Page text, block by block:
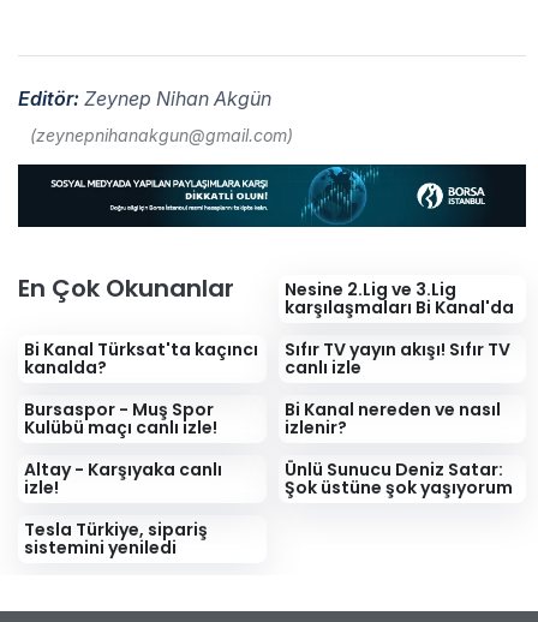
Editör: Zeynep Nihan Akgün
(zeynepnihanakgun@gmail.com)
En Çok Okunanlar Nesine 2.Lig ve 3.Lig
karşılaşmaları Bi Kanal'da
Bi Kanal Türksat'ta kaçıncı
kanalda?
Sıfır TV yayın akışı! Sıfır TV
canlı izle
Bursaspor - Muş Spor
Kulübü maçı canlı izle!
Bi Kanal nereden ve nasıl
izlenir?
Altay - Karşıyaka canlı
izle!
Ünlü Sunucu Deniz Satar:
Şok üstüne şok yaşıyorum
Tesla Türkiye, sipariş
sistemini yeniledi